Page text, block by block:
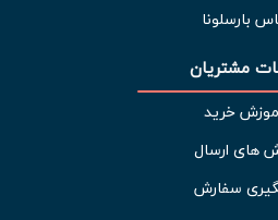
بارسلونا
مشتریان
خرید
های ارسال
سفارش